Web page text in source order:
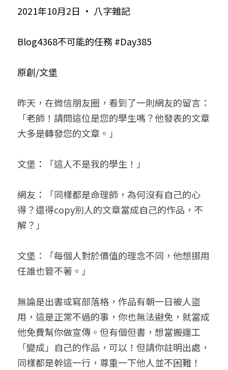
站長精選
臉書生活
陽宅視頻
線上直播
八字進階班
八字中階班
五人實戰班
五行計算初階班
五行計算高階班
團隊訓練營
《十神高階實戰錄》完整典藏版
科學八字推理PDF
小兒命名
科學八字推理1
科學八字推理2
科學八字輕鬆學
輕鬆學會科學八字推理
與我預約
批命預約
上課預約
常見問題
登錄/
搜索
繁體中文
support@p8zicourse.com
五行八字線上班
2021年10月2日 · 八字雜記
Blog4368不可能的任務 #Day385
原創/文堡
昨天，在微信朋友圈，看到了一則網友的留言：
「老師！請問這位是您的學生嗎？他發表的文章
大多是轉發您的文章。」
文堡：「這人不是我的學生！」
網友：「同樣都是命理師，為何沒有自己的心
得？還得copy別人的文章當成自己的作品，不
解？」
文堡：「每個人對於價值的理念不同，他想挪用
任誰也管不著。」
無論是出書或寫部落格，作品有朝一日被人盜
用，這是正常不過的事，你也無法避免，就當成
他免費幫你做宣傳。但有個但書，想當搬運工
「變成」自己的作品，可以！但請你註明出處，
同樣都是幹這一行，尊重一下他人並不困難！
八字線上批命
小兒命名